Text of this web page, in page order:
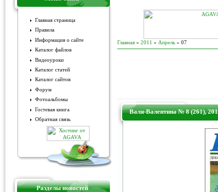
Главная страница
Правила
Информация о сайте
Каталог файлов
Видеоуроки
Каталог статей
Каталог сайтов
Форум
Фотоальбомы
Гостевая книга
Обратная связь
Разделы новостей
Главная » 2011 » Апрель » 07
Валя-Валентина № 8 (261),